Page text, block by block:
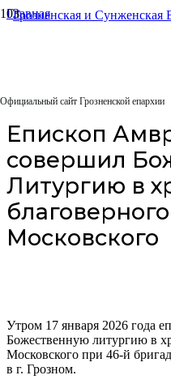
Официальный сайт Грозненской епархии
Главная
17.01.2026
Епископ
совершил
Литургию в
Московского
Утром 17 января 2026 года
Божественную литургию в
Московского при 46-й
в г. Грозном.